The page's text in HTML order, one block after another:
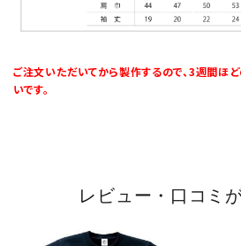
ご注文いただいてから製作するので、3週間ほ
いです。
レビュー・口コミ